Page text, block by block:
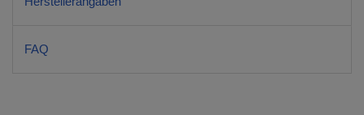
FAQ